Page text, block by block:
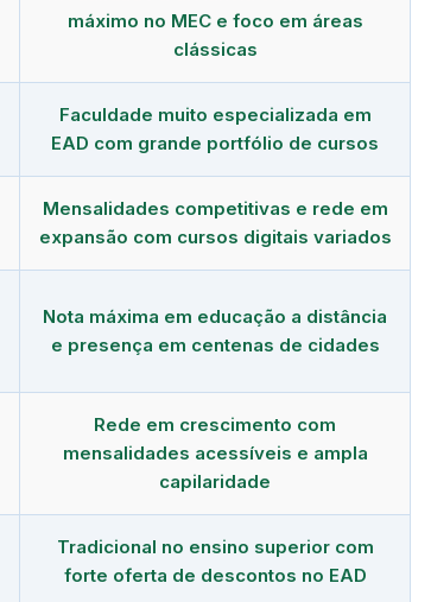
máximo no MEC e foco em áreas
clássicas
Faculdade muito especializada em
EAD com grande portfólio de cursos
Mensalidades competitivas e rede em
expansão com cursos digitais variados
Nota máxima em educação a distância
e presença em centenas de cidades
Rede em crescimento com
mensalidades acessíveis e ampla
capilaridade
Tradicional no ensino superior com
forte oferta de descontos no EAD